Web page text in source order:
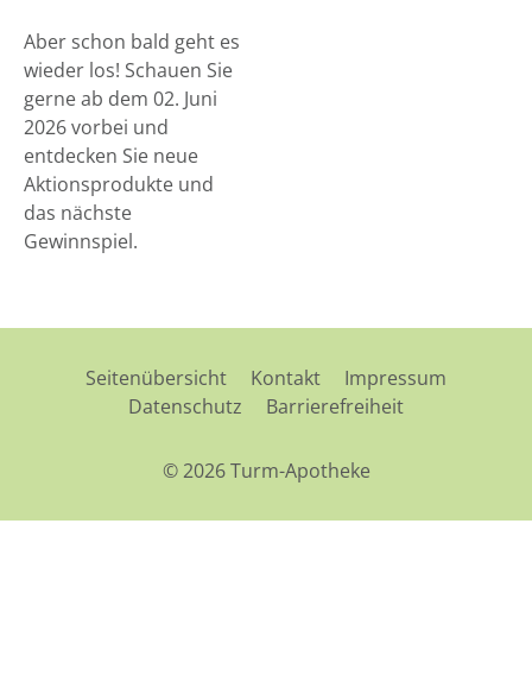
Aber schon bald geht es
wieder los! Schauen Sie
gerne ab dem 02. Juni
2026 vorbei und
entdecken Sie neue
Aktionsprodukte und
das nächste
Gewinnspiel.
Seitenübersicht Kontakt
Impressum
Datenschutz
Barrierefreiheit
© 2026 Turm-Apotheke